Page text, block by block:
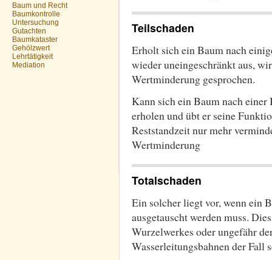
Baum und Recht
Baumkontrolle
Untersuchung
Gutachten
Baumkataster
Gehölzwert
Lehrtätigkeit
Mediation
Teilschaden
Erholt sich ein Baum nach
wieder uneingeschränkt aus,
Wertminderung gesprochen.
Kann sich ein Baum nach
erholen und übt er seine
Reststandzeit nur mehr
Wertminderung
Totalschaden
Ein solcher liegt vor, wenn ein
ausgetauscht werden muss.
Wurzelwerkes oder ungefähr
Wasserleitungsbahnen der Fall